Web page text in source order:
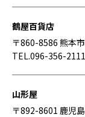
鶴屋百貨店
〒860-8586 熊本
TEL.096-356-2111
山形屋
〒892-8601 鹿児